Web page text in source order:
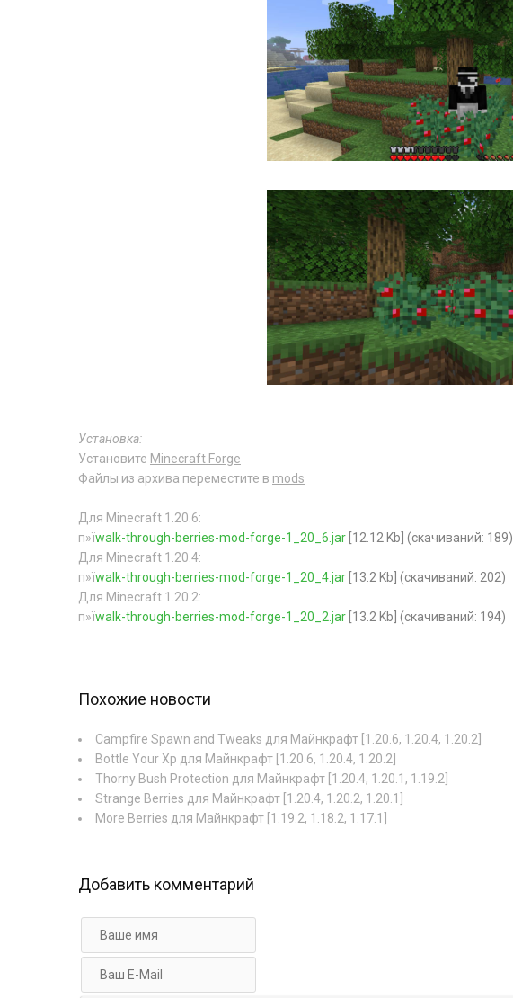
Установка:
Установите Minecraft Forge
Файлы из архива переместите в mods
Для Minecraft 1.20.6:
п»їwalk-through-berries-mod-forge-1_20_6.jar [12.12 Kb] (cкачиваний: 189)
Для Minecraft 1.20.4:
п»їwalk-through-berries-mod-forge-1_20_4.jar [13.2 Kb] (cкачиваний: 202)
Для Minecraft 1.20.2:
п»їwalk-through-berries-mod-forge-1_20_2.jar [13.2 Kb] (cкачиваний: 194)
Похожие новости
Campfire Spawn and Tweaks для Майнкрафт [1.20.6, 1.20.4, 1.20.2]
Bottle Your Xp для Майнкрафт [1.20.6, 1.20.4, 1.20.2]
Thorny Bush Protection для Майнкрафт [1.20.4, 1.20.1, 1.19.2]
Strange Berries для Майнкрафт [1.20.4, 1.20.2, 1.20.1]
More Berries для Майнкрафт [1.19.2, 1.18.2, 1.17.1]
Добавить комментарий